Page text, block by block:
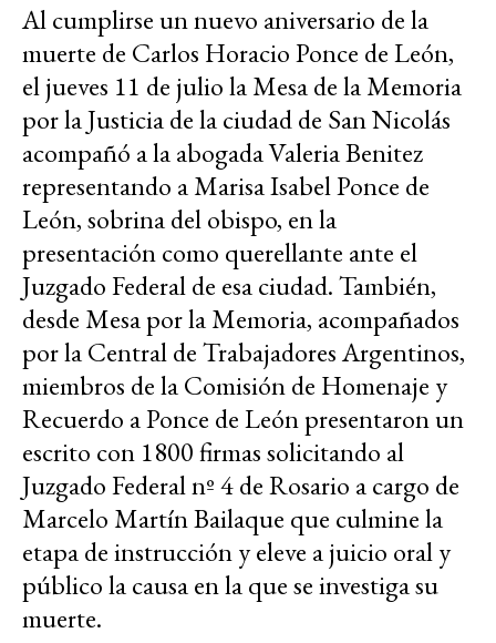
Al cumplirse un nuevo aniversario de la
muerte de Carlos Horacio Ponce de León,
el jueves 11 de julio la Mesa de la Memoria
por la Justicia de la ciudad de San Nicolás
acompañó a la abogada Valeria Benitez
representando a Marisa Isabel Ponce de
León, sobrina del obispo, en la
presentación como querellante ante el
Juzgado Federal de esa ciudad. También,
desde Mesa por la Memoria, acompañados
por la Central de Trabajadores Argentinos,
miembros de la Comisión de Homenaje y
Recuerdo a Ponce de León presentaron un
escrito con 1800 firmas solicitando al
Juzgado Federal nº 4 de Rosario a cargo de
Marcelo Martín Bailaque que culmine la
etapa de instrucción y eleve a juicio oral y
público la causa en la que se investiga su
muerte.